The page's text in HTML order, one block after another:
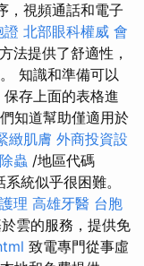
，視頻通話和電子
證 北部眼科權威 會
法提供了舒適性，
知識和準備可以
存上面的表格進
知道幫助僅適用於
緻肌膚 外商投資設
除蟲 /地區代碼
統似乎很困難。
理 高雄牙醫 台胞
雲的服務，提供免
致電專門從事虛